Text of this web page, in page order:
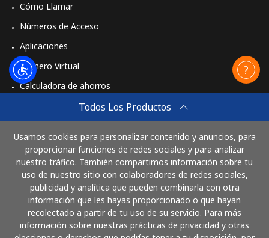
Todos Los Productos
Usamos cookies para personalizar contenido y anuncios, para
proporcionar funciones de redes sociales y para analizar
nuestro tráfico. También compartimos información sobre tu
uso de nuestro sitio con colaboradores de redes sociales,
publicidad y analítica que pueden combinarla con otra
información que les hayas proporcionado o que hayan
recolectado a partir de tu uso de su servicio. Para más
información sobre nuestras prácticas de privacidad y otras
Cómo Llamar
Números de Acceso
Aplicaciones
Número Virtual
Calculadora de ahorros
Cómo funciona
Paga con